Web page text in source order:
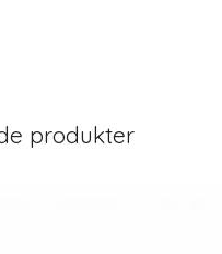
produkter